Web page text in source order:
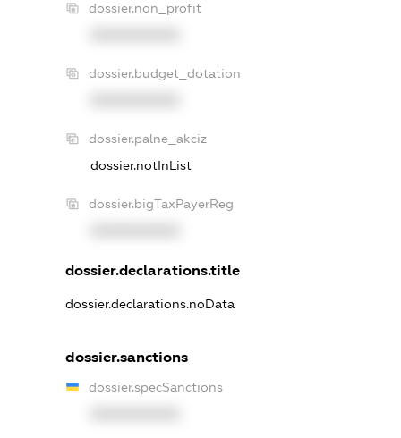
dossier.non_profit
dossier.budget_dotation
dossier.palne_akciz
dossier.notInList
dossier.bigTaxPayerReg
dossier.declarations.title
dossier.declarations.noData
dossier.sanctions
dossier.specSanctions